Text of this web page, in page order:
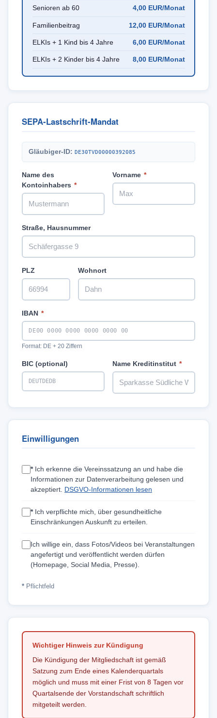
Senioren ab 60 4,00 EUR/Monat
Familienbeitrag 12,00 EUR/Monat
ELKIs + 1 Kind bis 4 Jahre 6,00 EUR/Monat
ELKIs + 2 Kinder bis 4 Jahre 8,00 EUR/Monat
SEPA-Lastschrift-Mandat
Gläubiger-ID: DE30TVD00000392085
Name des
Kontoinhabers *
Vorname *
Straße, Hausnummer
PLZ Wohnort
IBAN *
Format: DE + 20 Ziffern
BIC (optional) Name Kreditinstitut *
Einwilligungen
*Ich erkenne die Vereinssatzung an und habe die
Informationen zur Datenverarbeitung gelesen und
akzeptiert. DSGVO-Informationen lesen
*Ich verpflichte mich, über gesundheitliche
Einschränkungen Auskunft zu erteilen.
Ich willige ein, dass Fotos/Videos bei Veranstaltungen
angefertigt und veröffentlicht werden dürfen
(Homepage, Social Media, Presse).
* Pflichtfeld
Wichtiger Hinweis zur Kündigung
Die Kündigung der Mitgliedschaft ist gemäß
Satzung zum Ende eines Kalenderquartals
möglich und muss mit einer Frist von 8 Tagen vor
Quartalsende der Vorstandschaft schriftlich
mitgeteilt werden.